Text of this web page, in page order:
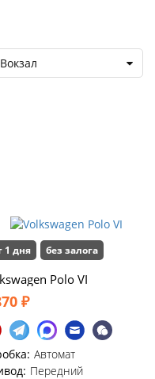
1 дня без залога
Polo VI
₽
Автомат
Передний
Вокзал